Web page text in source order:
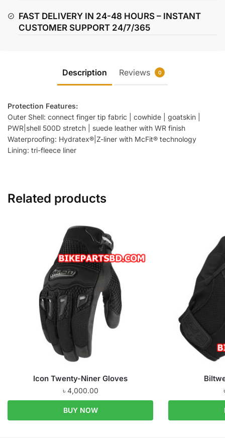
FAST DELIVERY IN 24-48 HOURS – INSTANT
CUSTOMER SUPPORT 24/7/365
Description Reviews 0
Protection Features:
Outer Shell: connect finger tip fabric | cowhide | goatskin |
PWR|shell 500D stretch | suede leather with WR finish
Waterproofing: Hydratex®|Z-liner with McFit® technology
Lining: tri-fleece liner
Related products
Icon Twenty-Niner Gloves
৳ 4,000.00
BUY NOW